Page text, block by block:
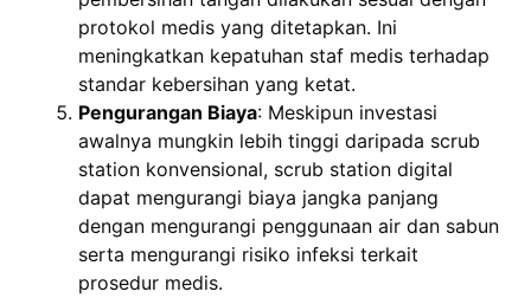
protokol medis yang ditetapkan. Ini
meningkatkan kepatuhan staf medis terhadap
standar kebersihan yang ketat.
Pengurangan Biaya: Meskipun investasi
awalnya mungkin lebih tinggi daripada scrub
station konvensional, scrub station digital
dapat mengurangi biaya jangka panjang
dengan mengurangi penggunaan air dan sabun
serta mengurangi risiko infeksi terkait
prosedur medis.